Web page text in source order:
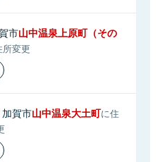
市山中温泉上原町（その
所変更
加賀市山中温泉大土町に住